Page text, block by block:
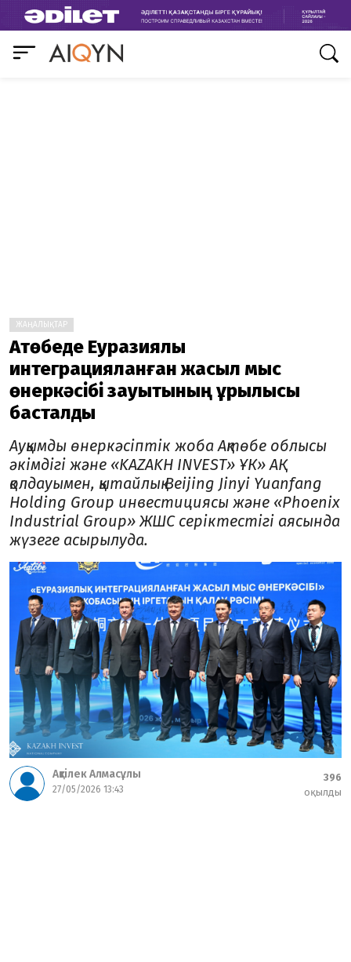
ЖАҢАЛЫҚТАР
Ақтөбеде Еуразиялық
интеграцияланған жасыл мыс
өнеркәсібі зауытының құрылысы
басталды
Ауқымды өнеркәсіптік жоба Ақтөбе облысы
әкімдігі және «KAZAKH INVEST» ҰК» АҚ
қолдауымен, қытайлық Beijing Jinyi Yuanfang
Holding Group инвестициясы және «Phoenix
Industrial Group» ЖШС серіктестігі аясында
жүзеге асырылуда.
Ақтілек Алмасұлы
27/05/2026 13:43
396
оқылды